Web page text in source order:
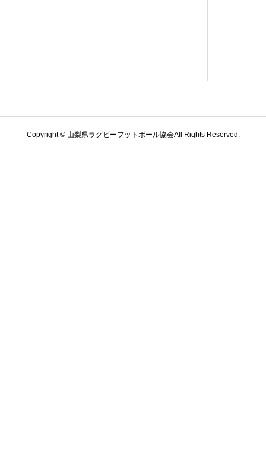
Copyright © 山梨県ラグビーフットボール協会All Rights Reserved.